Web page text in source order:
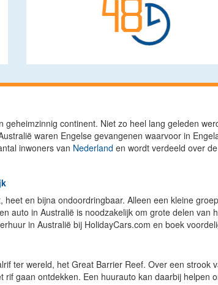
geheimzinnig continent. Niet zo heel lang geleden
waren Engelse gevangenen waarvoor in
inwoners van Nederland en wordt verdeeld over
en bijna ondoordringbaar. Alleen een kleine
auto in Australië is noodzakelijk om grote delen
in Australië bij HolidayCars.com en boek
ter wereld, het Great Barrier Reef. Over een strook
gaan ontdekken. Een huurauto kan daarbij helpen